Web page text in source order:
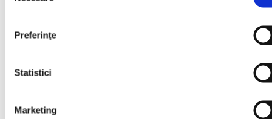
Preferinţe
Statistici
Marketing
Mă abonez